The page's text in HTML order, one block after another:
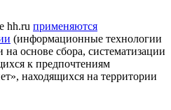
hh.ru применяются
(информационные технологии
основе сбора, систематизации
к предпочтениям
находящихся на территории